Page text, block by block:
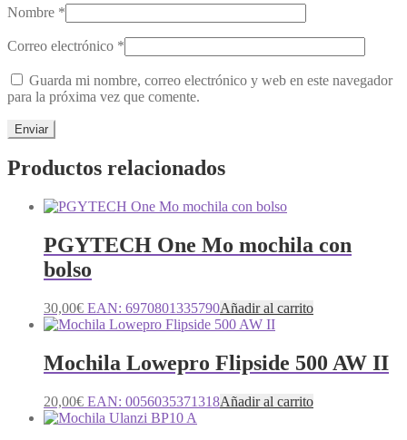
Nombre *
Correo electrónico *
Guarda mi nombre, correo electrónico y web en este navegador
para la próxima vez que comente.
Productos relacionados
PGYTECH One Mo mochila con
bolso
30,00€ EAN: 6970801335790Añadir al carrito
Mochila Lowepro Flipside 500 AW II
20,00€ EAN: 0056035371318Añadir al carrito